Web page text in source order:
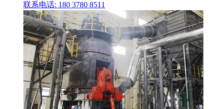
联系电话: 180 3780 8511